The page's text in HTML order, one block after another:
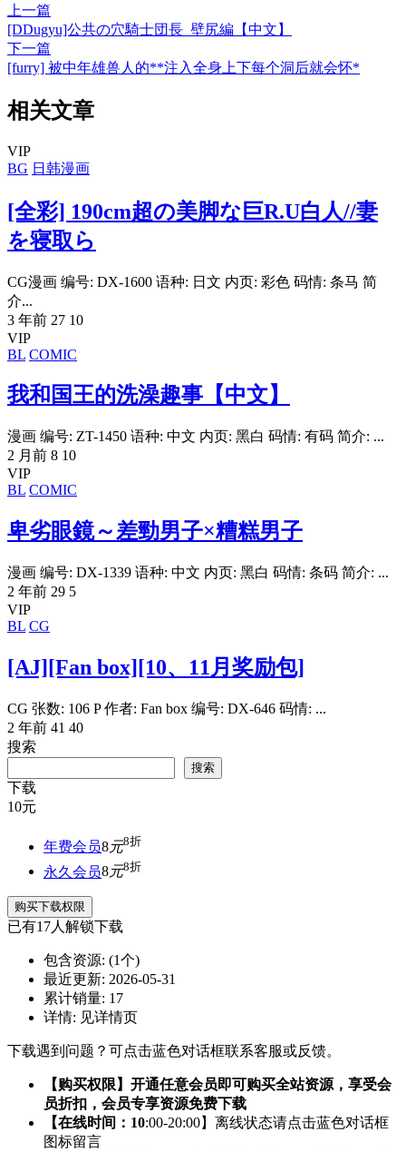
上一篇
[DDugyu]公共の穴騎士団長_壁尻編【中文】
下一篇
[furry] 被中年雄兽人的**注入全身上下每个洞后就会怀*
相关文章
VIP
BG 日韩漫画
[全彩] 190cm超の美脚な巨R.U白人//妻
を寝取ら
CG漫画 编号: DX-1600 语种: 日文 内页: 彩色 码情: 条马 简
介...
3 年前 27 10
VIP
BL COMIC
我和国王的洗澡趣事【中文】
漫画 编号: ZT-1450 语种: 中文 内页: 黑白 码情: 有码 简介: ...
2 月前 8 10
VIP
BL COMIC
卑劣眼鏡～差勁男子×糟糕男子
漫画 编号: DX-1339 语种: 中文 内页: 黑白 码情: 条码 简介: ...
2 年前 29 5
VIP
BL CG
[AJ][Fan box][10、11月奖励包]
CG 张数: 106 P 作者: Fan box 编号: DX-646 码情: ...
2 年前 41 40
搜索
搜索
下载
10元
年费会员8元8折
永久会员8元8折
购买下载权限
已有17人解锁下载
包含资源: (1个)
最近更新: 2026-05-31
累计销量: 17
详情: 见详情页
下载遇到问题？可点击蓝色对话框联系客服或反馈。
【购买权限】开通任意会员即可购买全站资源，享受会
员折扣，会员专享资源免费下载
【在线时间：10:00-20:00】离线状态请点击蓝色对话框
图标留言